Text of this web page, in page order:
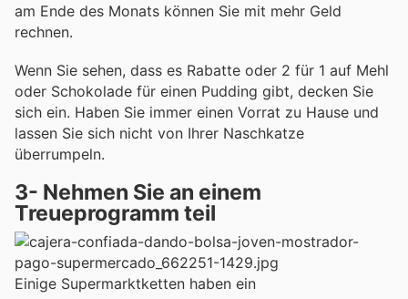
am Ende des Monats können Sie mit mehr Geld
rechnen.
Wenn Sie sehen, dass es Rabatte oder 2 für 1 auf Mehl
oder Schokolade für einen Pudding gibt, decken Sie
sich ein. Haben Sie immer einen Vorrat zu Hause und
lassen Sie sich nicht von Ihrer Naschkatze
überrumpeln.
3- Nehmen Sie an einem
Treueprogramm teil
Einige Supermarktketten haben ein